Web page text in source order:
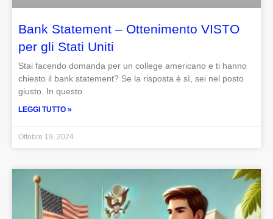
Bank Statement – Ottenimento VISTO
per gli Stati Uniti
Stai facendo domanda per un college americano e ti hanno
chiesto il bank statement? Se la risposta è sì, sei nel posto
giusto. In questo
LEGGI TUTTO »
Ottobre 19, 2024